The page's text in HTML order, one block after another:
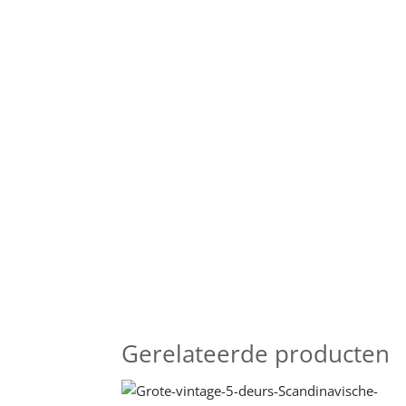
Gerelateerde producten